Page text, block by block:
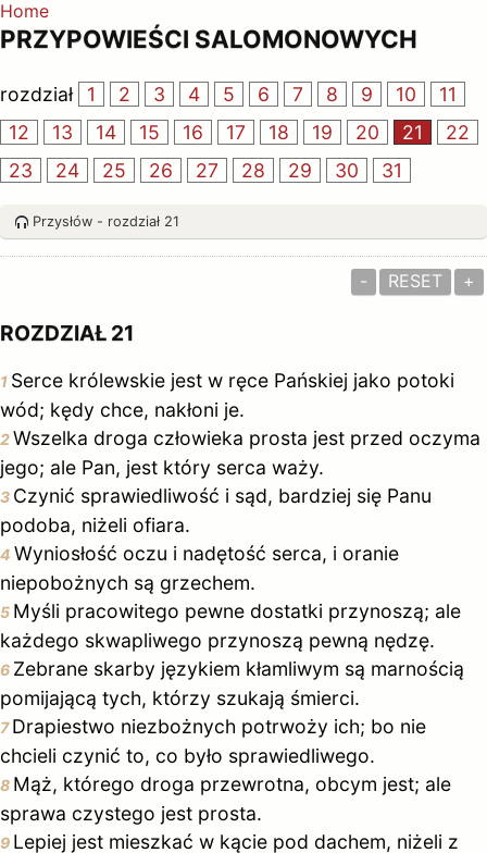
Home
PRZYPOWIEŚCI SALOMONOWYCH
rozdział 1 2 3 4 5 6 7 8 9 10
11
12
13 14 15 16 17 18 19 20 21
22
23
24 25 26 27 28 29 30 31
Przysłów - rozdział 21
- RESET +
ROZDZIAŁ 21
1 Serce królewskie jest w ręce Pańskiej jako potoki
wód; kędy chce, nakłoni je.
2Wszelka droga człowieka prosta jest przed oczyma
jego; ale Pan, jest który serca waży.
3 Czynić sprawiedliwość i sąd, bardziej się Panu
podoba, niżeli ofiara.
4 Wyniosłość oczu i nadętość serca, i oranie
niepobożnych są grzechem.
5 Myśli pracowitego pewne dostatki przynoszą; ale
każdego skwapliwego przynoszą pewną nędzę.
6 Zebrane skarby językiem kłamliwym są marnością
pomijającą tych, którzy szukają śmierci.
7Drapiestwo niezbożnych potrwoży ich; bo nie
chcieli czynić to, co było sprawiedliwego.
8 Mąż, którego droga przewrotna, obcym jest; ale
sprawa czystego jest prosta.
9 Lepiej jest mieszkać w kącie pod dachem, niżeli z